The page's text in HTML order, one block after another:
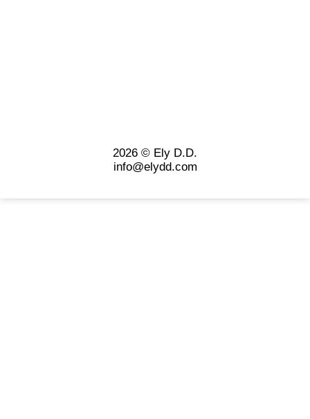
2026 © Ely D.D.
info@elydd.com